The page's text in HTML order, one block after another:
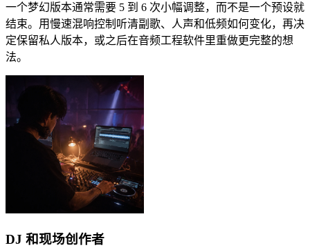
一个梦幻版本通常需要 5 到 6 次小幅调整，而不是一个预设就
结束。用慢速混响控制听清副歌、人声和低频如何变化，再决
定保留私人版本，或之后在音频工程软件里重做更完整的想
法。
DJ 和现场创作者